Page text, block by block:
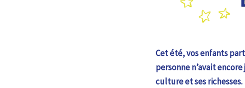
Cet été, vos enfants
personne n’avait
culture et ses richesses.